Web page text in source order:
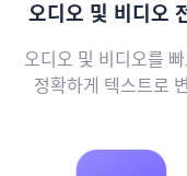
오디오 및 비디오
오디오 및 비디오를
정확하게 텍스트로